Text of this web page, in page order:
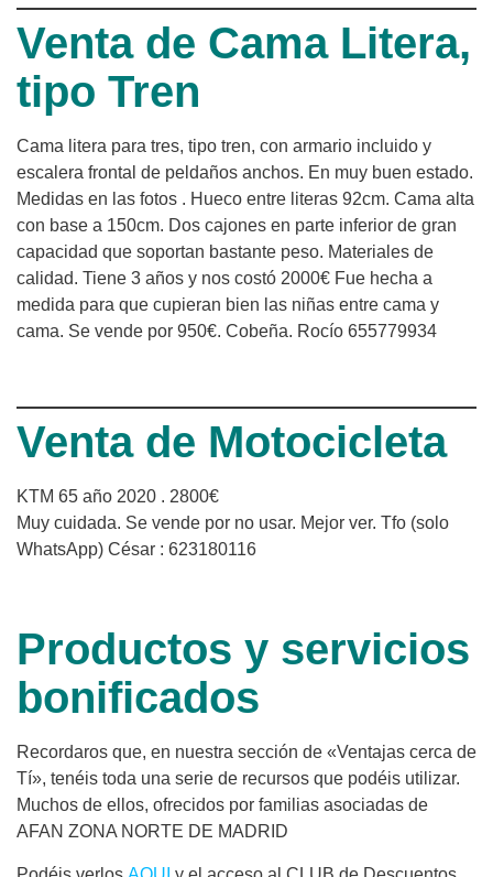
Venta de Cama Litera,
tipo Tren
Cama litera para tres, tipo tren, con armario incluido y
escalera frontal de peldaños anchos. En muy buen estado.
Medidas en las fotos . Hueco entre literas 92cm. Cama alta
con base a 150cm. Dos cajones en parte inferior de gran
capacidad que soportan bastante peso. Materiales de
calidad. Tiene 3 años y nos costó 2000€ Fue hecha a
medida para que cupieran bien las niñas entre cama y
cama. Se vende por 950€. Cobeña. Rocío 655779934
Venta de Motocicleta
KTM 65 año 2020 . 2800€
Muy cuidada. Se vende por no usar. Mejor ver. Tfo (solo
WhatsApp) César : 623180116
Productos y servicios
bonificados
Recordaros que, en nuestra sección de «Ventajas cerca de
Tí», tenéis toda una serie de recursos que podéis utilizar.
Muchos de ellos, ofrecidos por familias asociadas de
AFAN ZONA NORTE DE MADRID